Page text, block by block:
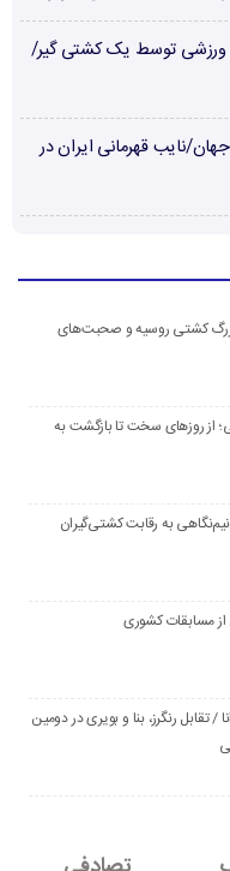
ورزشی توسط یک کشتی گیر/
نایب قهرمانی ایران در
کشتی روسیه و صحبت‌های
از روزهای سخت تا بازگشت به
به رقابت کشتی‌گیران
مسابقات کشوری
/ تقابل رنگرز، بنا و بویری در دومین